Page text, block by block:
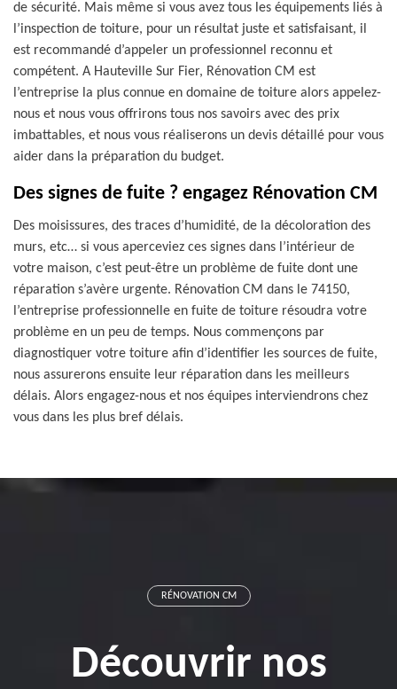
de sécurité. Mais même si vous avez tous les équipements liés à
l’inspection de toiture, pour un résultat juste et satisfaisant, il
est recommandé d’appeler un professionnel reconnu et
compétent. A Hauteville Sur Fier, Rénovation CM est
l’entreprise la plus connue en domaine de toiture alors appelez-
nous et nous vous offrirons tous nos savoirs avec des prix
imbattables, et nous vous réaliserons un devis détaillé pour vous
aider dans la préparation du budget.
Des signes de fuite ? engagez Rénovation CM
Des moisissures, des traces d’humidité, de la décoloration des
murs, etc… si vous aperceviez ces signes dans l’intérieur de
votre maison, c’est peut-être un problème de fuite dont une
réparation s’avère urgente. Rénovation CM dans le 74150,
l’entreprise professionnelle en fuite de toiture résoudra votre
problème en un peu de temps. Nous commençons par
diagnostiquer votre toiture afin d’identifier les sources de fuite,
nous assurerons ensuite leur réparation dans les meilleurs
délais. Alors engagez-nous et nos équipes interviendrons chez
vous dans les plus bref délais.
RÉNOVATION CM
Découvrir nos